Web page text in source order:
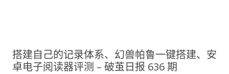
搭建自己的记录体系、幻兽帕鲁一键搭建、安
卓电子阅读器评测 – 破茧日报 636 期